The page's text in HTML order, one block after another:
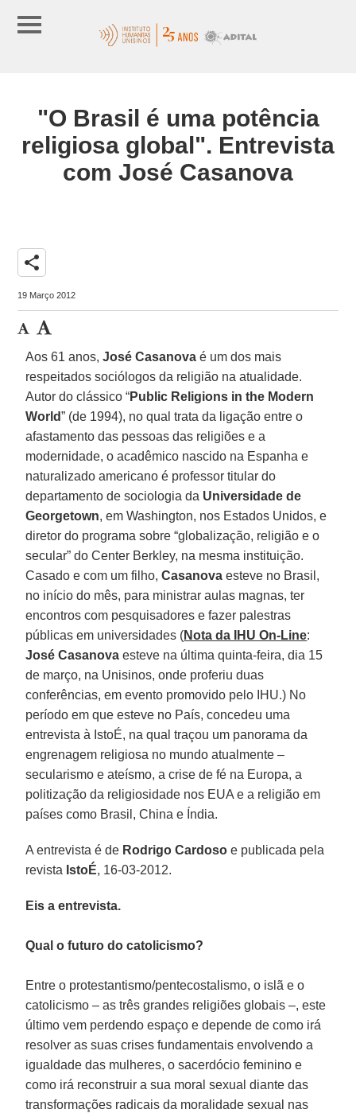
"O Brasil é uma potência
religiosa global". Entrevista
com José Casanova
share
19 Março 2012
Aos 61 anos,José Casanovaé um dos mais
respeitados sociólogos da religião na atualidade.
Autor do clássico “Public Religions in the Modern
World” (de 1994), no qual trata da ligação entre o
afastamento das pessoas das religiões e a
modernidade, o acadêmico nascido na Espanha e
naturalizado americano é professor titular do
departamento de sociologia da Universidade de
Georgetown, em Washington, nos Estados Unidos, e
diretor do programa sobre “globalização, religião e o
secular” do Center Berkley, na mesma instituição.
Casado e com um filho,Casanovaesteve no Brasil,
no início do mês, para ministrar aulas magnas, ter
encontros com pesquisadores e fazer palestras
públicas em universidades (Nota da IHU On-Line:
José Casanova esteve na última quinta-feira, dia 15
de março, na Unisinos, onde proferiu duas
conferências, em evento promovido pelo IHU.) No
período em que esteve no País, concedeu uma
entrevista à IstoÉ, na qual traçou um panorama da
engrenagem religiosa no mundo atualmente –
secularismo e ateísmo, a crise de fé na Europa, a
politização da religiosidade nos EUA e a religião em
países como Brasil, China e Índia.
A entrevista é de Rodrigo Cardoso e publicada pela
revista IstoÉ, 16-03-2012.
Eis a entrevista.
Qual o futuro do catolicismo?
Entre o protestantismo/pentecostalismo, o islã e o
catolicismo – as três grandes religiões globais –, este
último vem perdendo espaço e depende de como irá
resolver as suas crises fundamentais envolvendo a
igualdade das mulheres, o sacerdócio feminino e
como irá reconstruir a sua moral sexual diante das
transformações radicais da moralidade sexual nas